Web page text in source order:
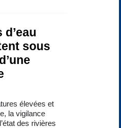
sous
élevées et
la vigilance
des rivières